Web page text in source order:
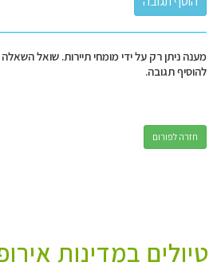
מענה ניתן רק על ידי מומחי תיירות. שואל
להוסיף תגובה.
חזרה לפורום
טיולים במדינות